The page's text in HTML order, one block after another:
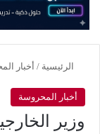
الرئيسية / أخبار
أخبار المحروسة
وزير